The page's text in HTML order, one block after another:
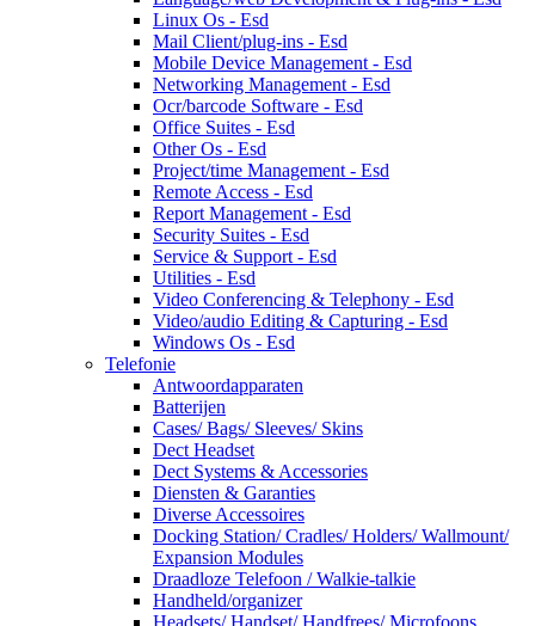
Linux Os - Esd
Mail Client/plug-ins - Esd
Mobile Device Management - Esd
Networking Management - Esd
Ocr/barcode Software - Esd
Office Suites - Esd
Other Os - Esd
Project/time Management - Esd
Remote Access - Esd
Report Management - Esd
Security Suites - Esd
Service & Support - Esd
Utilities - Esd
Video Conferencing & Telephony - Esd
Video/audio Editing & Capturing - Esd
Windows Os - Esd
Telefonie
Antwoordapparaten
Batterijen
Cases/ Bags/ Sleeves/ Skins
Dect Headset
Dect Systems & Accessories
Diensten & Garanties
Diverse Accessoires
Docking Station/ Cradles/ Holders/ Wallmount/
Expansion Modules
Draadloze Telefoon / Walkie-talkie
Handheld/organizer
Headsets/ Handset/ Handfrees/ Microfoons